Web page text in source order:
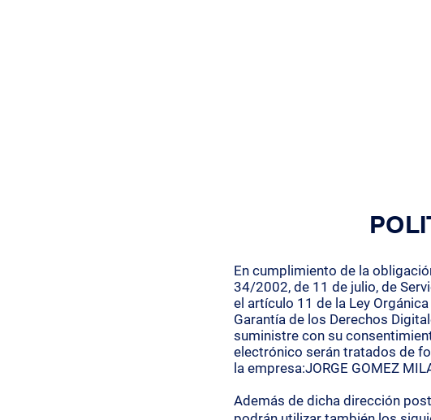
En cumplimiento de la
34/2002, de 11 de julio, de
el artículo 11 de la Ley
Garantía de los Derechos
suministre con su
electrónico serán tratados de
la empresa:JORGE GOMEZ
Además de dicha dirección